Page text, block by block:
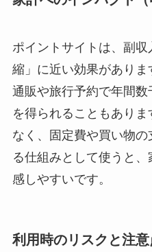
ポイントサイトは、副
縮」に近い効果があり
通販や旅行予約で年間
を得られることもあり
なく、固定費や買い物
る仕組みとして使うと
感しやすいです。
利用時のリスクと注意